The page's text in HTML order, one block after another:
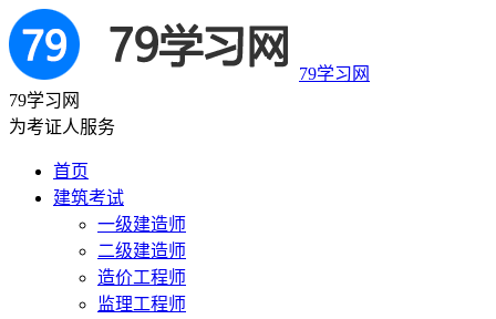
79学习网
79学习网
为考证人服务
首页
建筑考试
一级建造师
二级建造师
造价工程师
监理工程师